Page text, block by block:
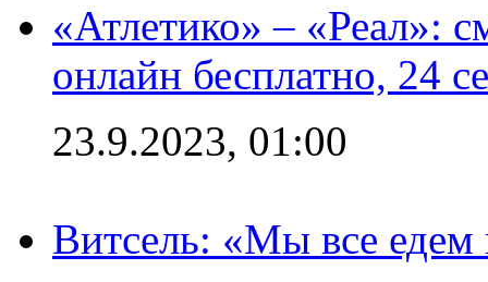
«Атлетико» – «Реал»:
онлайн бесплатно, 24
23.9.2023, 01:00
Витсель: «Мы все едем